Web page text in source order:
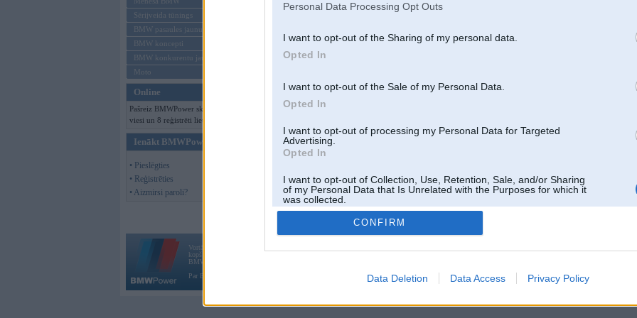
Personal Data Processing Opt Outs
I want to opt-out of the Sharing of my personal data.
Opted In
I want to opt-out of the Sale of my Personal Data.
Opted In
I want to opt-out of processing my Personal Data for Targeted
Advertising.
Opted In
I want to opt-out of Collection, Use, Retention, Sale, and/or Sharing
of my Personal Data that Is Unrelated with the Purposes for which it
was collected.
Opted Out
CONFIRM
Data Deletion Data Access Privacy Policy
Sērijveida tūnings
BMW pasaules jaunumi
BMW koncepti
BMW konkurentu jaunumi
Moto
Online
Pašreiz BMWPower skatās 100
viesi un 8 reģistrēti lietotāji.
Ienākt BMWPower
• Pieslēgties
• Reģistrēties
• Aizmirsi paroli?
Vortāls BMWPower.lv darbojas
kopš 2002. gada 14. maija. Tas nav auto klubs un nav saistīts ar
BMW AG.
Par BMWPower